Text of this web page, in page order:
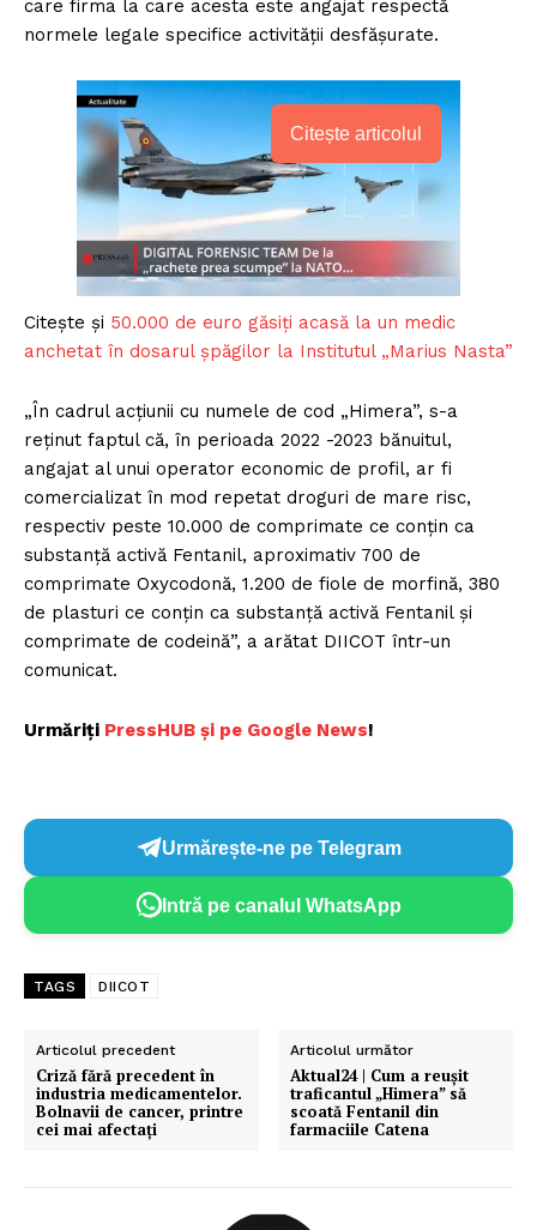
care firma la care acesta este angajat respectă
normele legale specifice activității desfășurate.
Citește articolul
Citește și 50.000 de euro găsiți acasă la un medic
anchetat în dosarul șpăgilor la Institutul „Marius Nasta”
„În cadrul acțiunii cu numele de cod „Himera”, s-a
reținut faptul că, în perioada 2022 -2023 bănuitul,
angajat al unui operator economic de profil, ar fi
comercializat în mod repetat droguri de mare risc,
respectiv peste 10.000 de comprimate ce conțin ca
substanță activă Fentanil, aproximativ 700 de
comprimate Oxycodonă, 1.200 de fiole de morfină, 380
de plasturi ce conțin ca substanță activă Fentanil și
comprimate de codeină”, a arătat DIICOT într-un
comunicat.
Urmăriți PressHUB și pe Google News!
Urmărește-ne pe Telegram
Intră pe canalul WhatsApp
TAGS DIICOT
Articolul precedent
Criză fără precedent în
industria medicamentelor.
Bolnavii de cancer, printre
cei mai afectați
Articolul următor
Aktual24 | Cum a reușit
traficantul „Himera” să
scoată Fentanil din
farmaciile Catena